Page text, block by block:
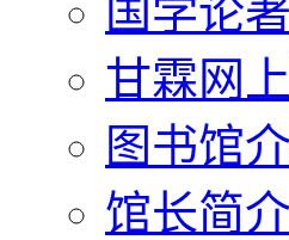
国学论著
甘霖网
图书馆
馆长简介